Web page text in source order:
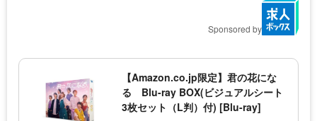
Sponsored by
【Amazon.co.jp限定】君の花にな
る Blu-ray BOX(ビジュアルシート
3枚セット（L判）付) [Blu-ray]